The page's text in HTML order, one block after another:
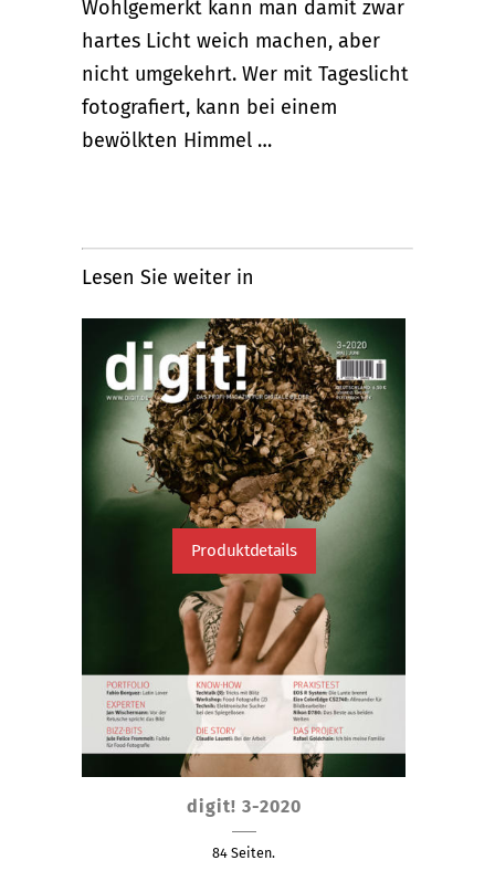
Wohlgemerkt kann man damit zwar
hartes Licht weich machen, aber
nicht umgekehrt. Wer mit Tageslicht
fotografiert, kann bei einem
bewölkten Himmel …
Lesen Sie weiter in
Produktdetails
digit! 3-2020
84 Seiten.